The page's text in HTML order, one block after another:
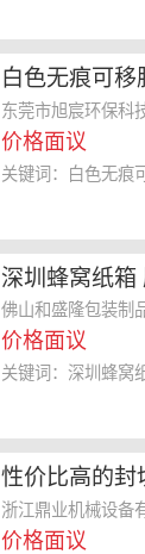
白色无痕可移
咨询 东莞市旭
东莞市旭宸环保科
价格面议
深圳蜂窝纸箱
隆包装制品供
佛山和盛隆包装制
价格面议
关键词：深圳蜂窝
性价比高的封
大盘点，哪家
浙江鼎业机械设备
价格面议